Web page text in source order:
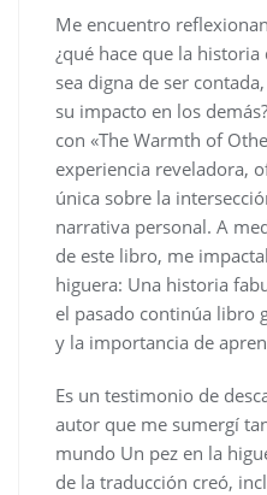
Me encuentro
¿qué hace que la
sea digna de ser
su impacto en los
con «The Warmth of
experiencia reveladora,
única sobre la
narrativa personal. A
de este libro, me
higuera: Una historia
el pasado continúa libro
y la importancia de
Es un testimonio de
autor que me sumergí
mundo Un pez en la
de la traducción creó,